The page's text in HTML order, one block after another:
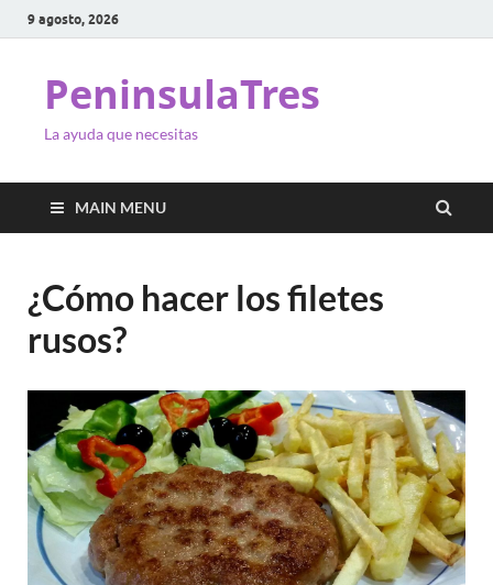
9 agosto, 2026
PeninsulaTres
La ayuda que necesitas
MAIN MENU
¿Cómo hacer los filetes
rusos?